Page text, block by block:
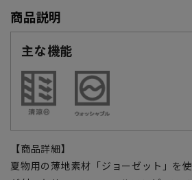
商品説明
主な機能
【商品詳細】
夏物用の薄地素材「ジョーゼット」を